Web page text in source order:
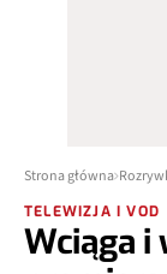
Strona główna
TELEWIZJA I VOD
Wciąga